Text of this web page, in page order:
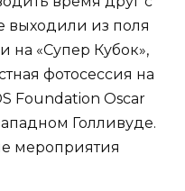
выходили из поля
на «Супер Кубок»,
фотосессия на
Foundation Oscar
Голливуде.
мероприятия